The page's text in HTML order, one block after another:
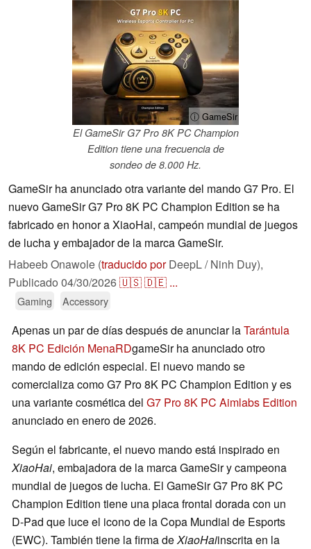
ⓘ GameSir
El GameSir G7 Pro 8K PC Champion
Edition tiene una frecuencia de
sondeo de 8.000 Hz.
GameSir ha anunciado otra variante del mando G7 Pro. El
nuevo GameSir G7 Pro 8K PC Champion Edition se ha
fabricado en honor a XiaoHai, campeón mundial de juegos
de lucha y embajador de la marca GameSir.
Habeeb Onawole (traducido porDeepL / Ninh Duy),
Publicado 04/30/2026🇺🇸🇩🇪 ...
Gaming Accessory
Apenas un par de días después de anunciar laTarántula
8K PC Edición MenaRDgameSir ha anunciado otro
mando de edición especial. El nuevo mando se
comercializa como G7 Pro 8K PC Champion Edition y es
una variante cosmética del G7 Pro 8K PC Aimlabs Edition
anunciado en enero de 2026.
Según el fabricante, el nuevo mando está inspirado en
XiaoHai, embajadora de la marca GameSir y campeona
mundial de juegos de lucha. El GameSir G7 Pro 8K PC
Champion Edition tiene una placa frontal dorada con un
D-Pad que luce el icono de la Copa Mundial de Esports
(EWC). También tiene la firma deXiaoHaiinscrita en la